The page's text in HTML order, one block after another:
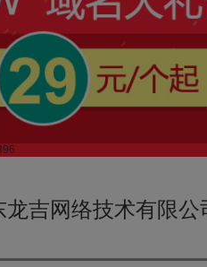
吉网络技术有限